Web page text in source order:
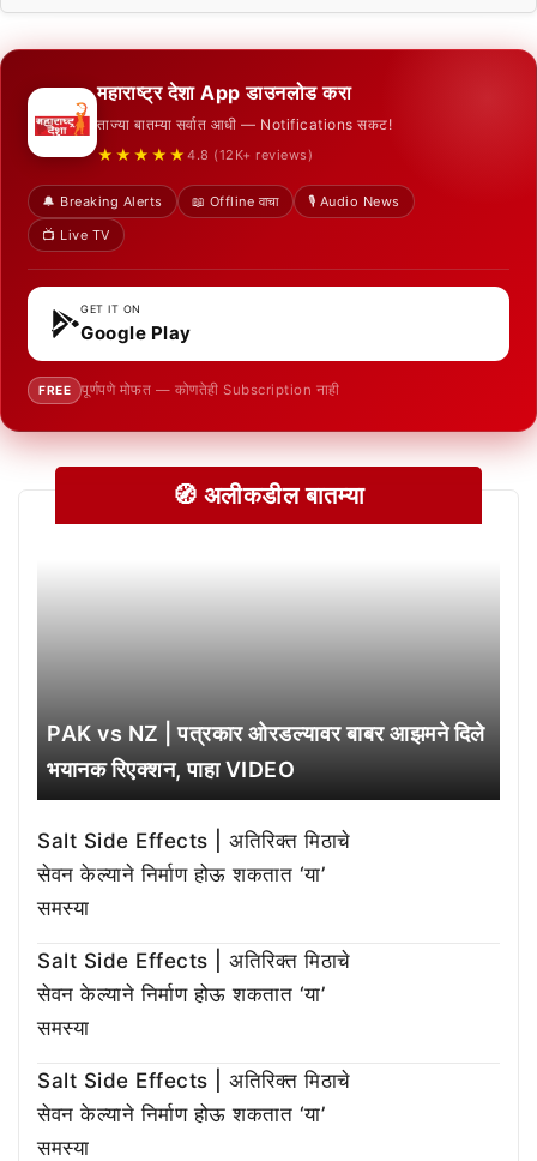
महाराष्ट्र देशा App डाउनलोड करा
ताज्या बातम्या सर्वात आधी — Notifications सकट!
★★★★★ 4.8 (12K+ reviews)
🔔 Breaking Alerts 📖 Offline वाचा
🎙️ Audio News
📺 Live TV
GET IT ON
Google Play
FREE पूर्णपणे मोफत — कोणतेही Subscription नाही
🧭 अलीकडील बातम्या
PAK vs NZ | पत्रकार ओरडल्यावर बाबर आझमने दिले
भयानक रिएक्शन, पाहा VIDEO
Salt Side Effects | अतिरिक्त मिठाचे
सेवन केल्याने निर्माण होऊ शकतात ‘या’
समस्या
Salt Side Effects | अतिरिक्त मिठाचे
सेवन केल्याने निर्माण होऊ शकतात ‘या’
समस्या
Salt Side Effects | अतिरिक्त मिठाचे
सेवन केल्याने निर्माण होऊ शकतात ‘या’
समस्या